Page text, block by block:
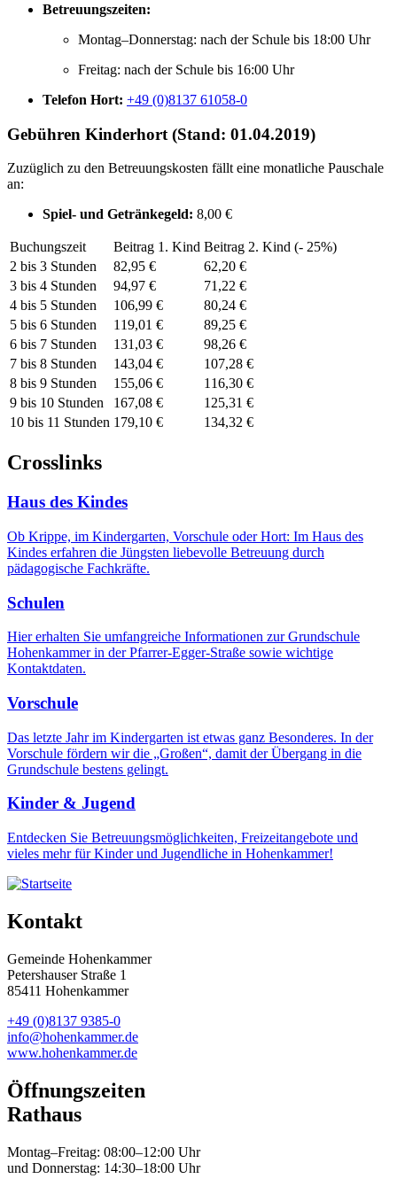
Betreuungszeiten:
Montag–Donnerstag: nach der Schule bis 18:00 Uhr
Freitag: nach der Schule bis 16:00 Uhr
Telefon Hort: +49 (0)8137 61058-0
Gebühren Kinderhort (Stand: 01.04.2019)
Zuzüglich zu den Betreuungskosten fällt eine monatliche Pauschale
an:
Spiel- und Getränkegeld: 8,00 €
Buchungszeit Beitrag 1. Kind Beitrag 2. Kind (- 25%)
2 bis 3 Stunden
82,95 €
62,20 €
3 bis 4 Stunden
94,97 €
71,22 €
4 bis 5 Stunden
106,99 €
80,24 €
5 bis 6 Stunden
119,01 €
89,25 €
6 bis 7 Stunden
131,03 €
98,26 €
7 bis 8 Stunden
143,04 €
107,28 €
8 bis 9 Stunden
155,06 €
116,30 €
9 bis 10 Stunden
167,08 €
125,31 €
10 bis 11 Stunden 179,10 € 134,32 €
Crosslinks
Haus des Kindes
Ob Krippe, im Kindergarten, Vorschule oder Hort: Im Haus des
Kindes erfahren die Jüngsten liebevolle Betreuung durch
pädagogische Fachkräfte.
Schulen
Hier erhalten Sie umfangreiche Informationen zur Grundschule
Hohenkammer in der Pfarrer-Egger-Straße sowie wichtige
Kontaktdaten.
Vorschule
Das letzte Jahr im Kindergarten ist etwas ganz Besonderes. In der
Vorschule fördern wir die „Großen“, damit der Übergang in die
Grundschule bestens gelingt.
Kinder & Jugend
Entdecken Sie Betreuungsmöglichkeiten, Freizeitangebote und
vieles mehr für Kinder und Jugendliche in Hohenkammer!
Kontakt
Gemeinde Hohenkammer
Petershauser Straße 1
85411 Hohenkammer
+49 (0)8137 9385-0
info@hohenkammer.de
www.hohenkammer.de
Öffnungszeiten
Rathaus
Montag–Freitag: 08:00–12:00 Uhr
und Donnerstag: 14:30–18:00 Uhr